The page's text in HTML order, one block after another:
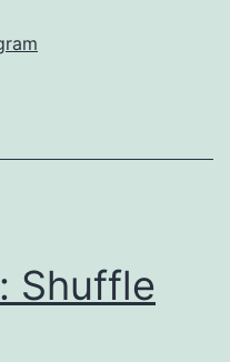
Iva
is Shuffle